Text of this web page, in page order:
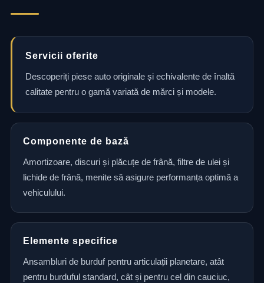
Servicii oferite
Descoperiți piese auto originale și echivalente de înaltă
calitate pentru o gamă variată de mărci și modele.
Componente de bază
Amortizoare, discuri și plăcuțe de frână, filtre de ulei și
lichide de frână, menite să asigure performanța optimă a
vehiculului.
Elemente specifice
Ansambluri de burduf pentru articulații planetare, atât
pentru burduful standard, cât și pentru cel din cauciuc,